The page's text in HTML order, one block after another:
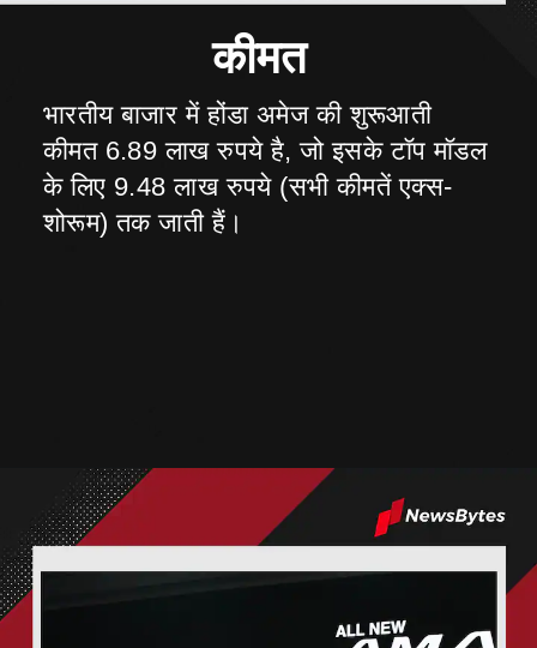
कीमत
भारतीय बाजार में होंडा अमेज की शुरूआती
कीमत 6.89 लाख रुपये है, जो इसके टॉप मॉडल
के लिए 9.48 लाख रुपये (सभी कीमतें एक्स-